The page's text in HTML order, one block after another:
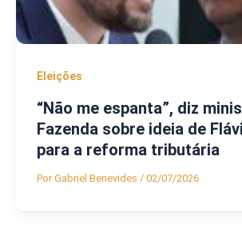
Eleições
“Não me espanta”, diz
Fazenda sobre ideia de
para a reforma tributária
PorGabriel Benevides / 02/07/2026